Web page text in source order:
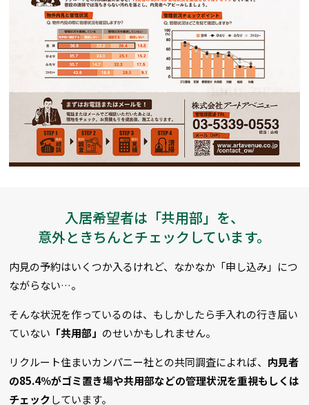
入居希望者は「共用部」を、
意外ときちんとチェックしています。
内見の予約はいくつか入るけれど、なかなか「申し込み」につ
ながらない…。
そんな状況を作っているのは、もしかしたら手入れの行き届い
ていない 「共用部」 のせいかもしれません。
リクルート住まいカンパニー社との共同調査によれば、 内見者
の85.4％がゴミ置き場や共用部などの管理状況を重視もしくは
チェックしています。